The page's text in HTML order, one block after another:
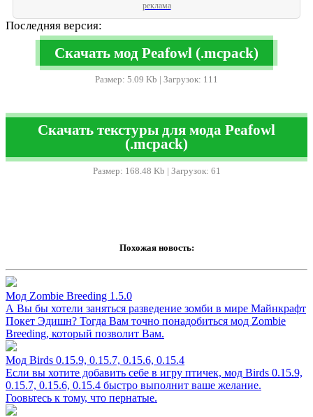
реклама
Последняя версия:
Скачать мод Peafowl (.mcpack)
Размер: 5.09 Kb | Загрузок: 111
Скачать текстуры для мода Peafowl
(.mcpack)
Размер: 168.48 Kb | Загрузок: 61
Похожая новость:
Мод Zombie Breeding 1.5.0
А Вы бы хотели заняться разведение зомби в мире Майнкрафт
Покет Эдишн? Тогда Вам точно понадобиться мод Zombie
Breeding, который позволит Вам.
Мод Birds 0.15.9, 0.15.7, 0.15.6, 0.15.4
Если вы хотите добавить себе в игру птичек, мод Birds 0.15.9,
0.15.7, 0.15.6, 0.15.4 быстро выполнит ваше желание.
Гоовьтесь к тому, что пернатые.